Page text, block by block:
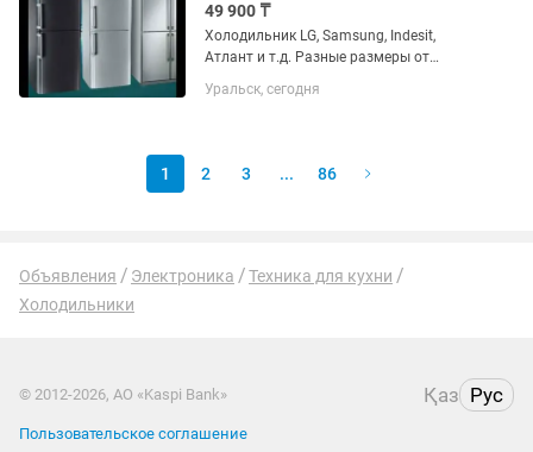
49 900 ₸
Холодильник LG, Samsung, Indesit,
Атлант и т.д. Разные размеры от
метрового. Всё холодильники
хорошо...
Уральск, сегодня
1 2 3 ... 86
Объявления Электроника
Техника для кухни
Холодильники
© 2012-2026, АО «Kaspi Bank» Қаз Рус
Пользовательское соглашение